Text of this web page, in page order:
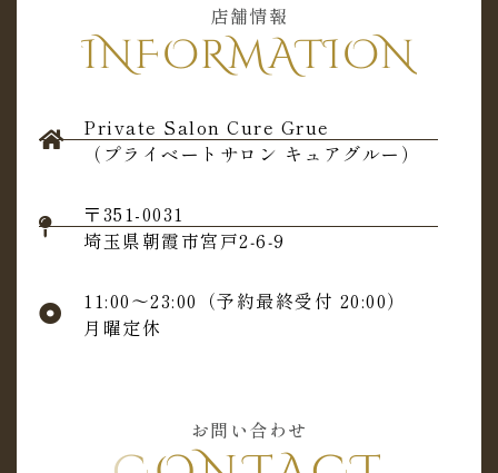
店舗情報
INFORMATION
Private Salon Cure Grue
（プライベートサロン キュアグルー）
〒351-0031
埼玉県朝霞市宮戸2‐6‐9
11:00～23:00（予約最終受付 20:00）
月曜定休
お問い合わせ